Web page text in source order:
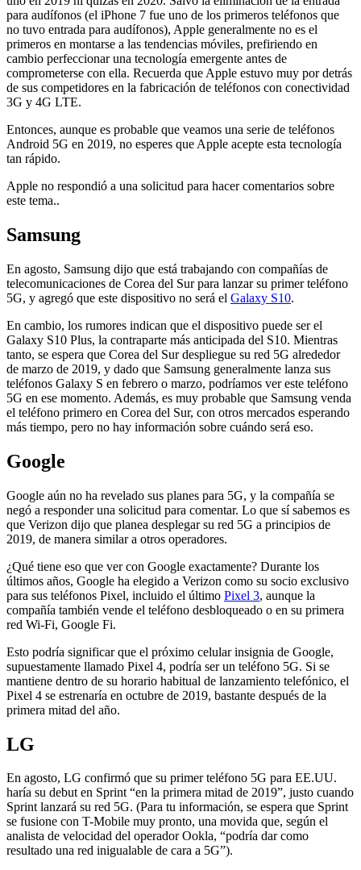
para audífonos (el iPhone 7 fue uno de los primeros teléfonos que
no tuvo entrada para audífonos), Apple generalmente no es el
primeros en montarse a las tendencias móviles, prefiriendo en
cambio perfeccionar una tecnología emergente antes de
comprometerse con ella. Recuerda que Apple estuvo muy por detrás
de sus competidores en la fabricación de teléfonos con conectividad
3G y 4G LTE.
Entonces, aunque es probable que veamos una serie de teléfonos
Android 5G en 2019, no esperes que Apple acepte esta tecnología
tan rápido.
Apple no respondió a una solicitud para hacer comentarios sobre
este tema..
Samsung
En agosto, Samsung dijo que está trabajando con compañías de
telecomunicaciones de Corea del Sur para lanzar su primer teléfono
5G, y agregó que este dispositivo no será el Galaxy S10.
En cambio, los rumores indican que el dispositivo puede ser el
Galaxy S10 Plus, la contraparte más anticipada del S10. Mientras
tanto, se espera que Corea del Sur despliegue su red 5G alrededor
de marzo de 2019, y dado que Samsung generalmente lanza sus
teléfonos Galaxy S en febrero o marzo, podríamos ver este teléfono
5G en ese momento. Además, es muy probable que Samsung venda
el teléfono primero en Corea del Sur, con otros mercados esperando
más tiempo, pero no hay información sobre cuándo será eso.
Google
Google aún no ha revelado sus planes para 5G, y la compañía se
negó a responder una solicitud para comentar. Lo que sí sabemos es
que Verizon dijo que planea desplegar su red 5G a principios de
2019, de manera similar a otros operadores.
¿Qué tiene eso que ver con Google exactamente? Durante los
últimos años, Google ha elegido a Verizon como su socio exclusivo
para sus teléfonos Pixel, incluido el último Pixel 3, aunque la
compañía también vende el teléfono desbloqueado o en su primera
red Wi-Fi, Google Fi.
Esto podría significar que el próximo celular insignia de Google,
supuestamente llamado Pixel 4, podría ser un teléfono 5G. Si se
mantiene dentro de su horario habitual de lanzamiento telefónico, el
Pixel 4 se estrenaría en octubre de 2019, bastante después de la
primera mitad del año.
LG
En agosto, LG confirmó que su primer teléfono 5G para EE.UU.
haría su debut en Sprint “en la primera mitad de 2019”, justo cuando
Sprint lanzará su red 5G. (Para tu información, se espera que Sprint
se fusione con T-Mobile muy pronto, una movida que, según el
analista de velocidad del operador Ookla, “podría dar como
resultado una red inigualable de cara a 5G”).